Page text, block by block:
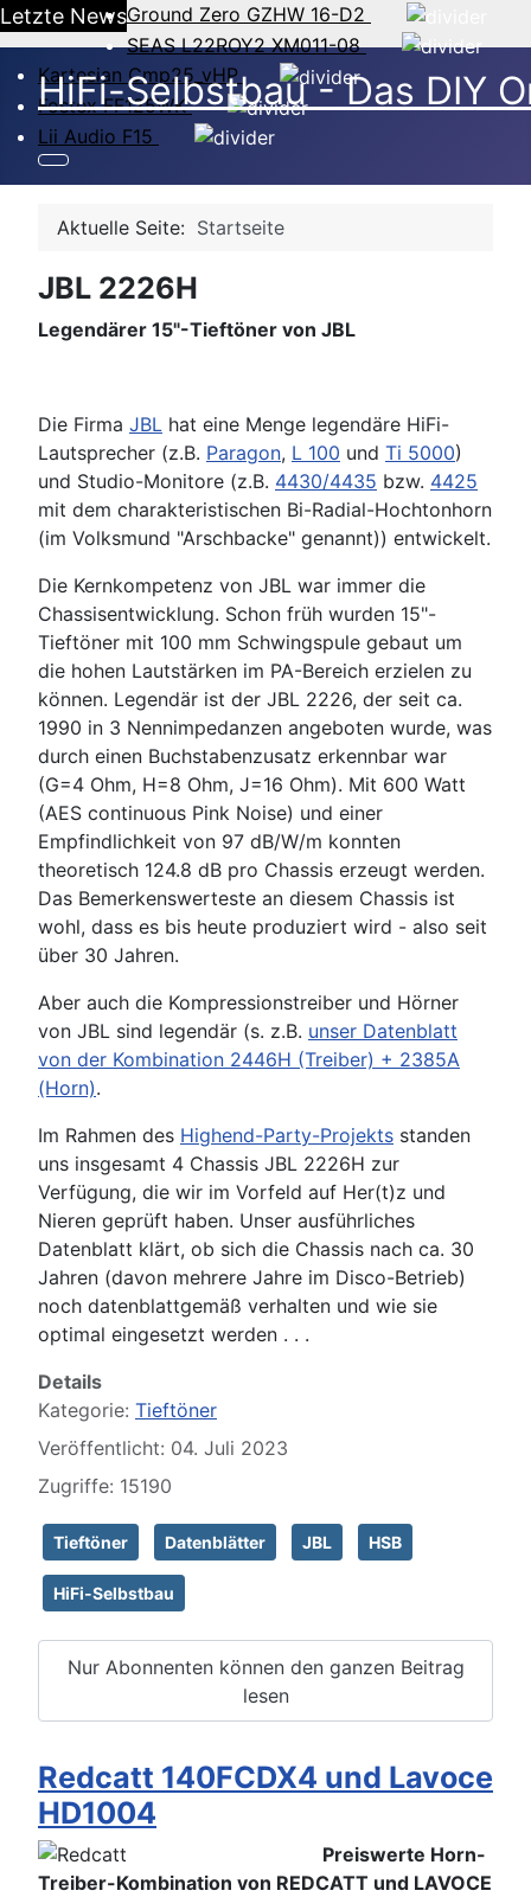
Letzte NewsGround Zero GZHW 16-D2
SEAS L22ROY2 XM011-08
Kartesian Cmp25_vHP
Fostex FF125WK
Lii Audio F15
HiFi-Selbstbau - Das DIY
Aktuelle Seite: Startseite
JBL 2226H
Legendärer 15"-Tieftöner von JBL
Die Firma JBL hat eine Menge legendäre HiFi-
Lautsprecher (z.B. Paragon, L 100 und Ti 5000)
und Studio-Monitore (z.B. 4430/4435 bzw. 4425
mit dem charakteristischen Bi-Radial-Hochtonhorn
(im Volksmund "Arschbacke" genannt)) entwickelt.
Die Kernkompetenz von JBL war immer die
Chassisentwicklung. Schon früh wurden 15"-
Tieftöner mit 100 mm Schwingspule gebaut um
die hohen Lautstärken im PA-Bereich erzielen zu
können. Legendär ist der JBL 2226, der seit ca.
1990 in 3 Nennimpedanzen angeboten wurde, was
durch einen Buchstabenzusatz erkennbar war
(G=4 Ohm, H=8 Ohm, J=16 Ohm). Mit 600 Watt
(AES continuous Pink Noise) und einer
Empfindlichkeit von 97 dB/W/m konnten
theoretisch 124.8 dB pro Chassis erzeugt werden.
Das Bemerkenswerteste an diesem Chassis ist
wohl, dass es bis heute produziert wird - also seit
über 30 Jahren.
Aber auch die Kompressionstreiber und Hörner
von JBL sind legendär (s. z.B. unser Datenblatt
von der Kombination 2446H (Treiber) + 2385A
(Horn).
Im Rahmen des Highend-Party-Projekts standen
uns insgesamt 4 Chassis JBL 2226H zur
Verfügung, die wir im Vorfeld auf Her(t)z und
Nieren geprüft haben. Unser ausführliches
Datenblatt klärt, ob sich die Chassis nach ca. 30
Jahren (davon mehrere Jahre im Disco-Betrieb)
noch datenblattgemäß verhalten und wie sie
optimal eingesetzt werden . . .
Details
Kategorie: Tieftöner
Veröffentlicht: 04. Juli 2023
Zugriffe: 15190
Tieftöner Datenblätter JBL HSB
HiFi-Selbstbau
Nur Abonnenten können den ganzen Beitrag
lesen
Redcatt 140FCDX4 und Lavoce
HD1004
Preiswerte Horn-
Treiber-Kombination von REDCATT und LAVOCE